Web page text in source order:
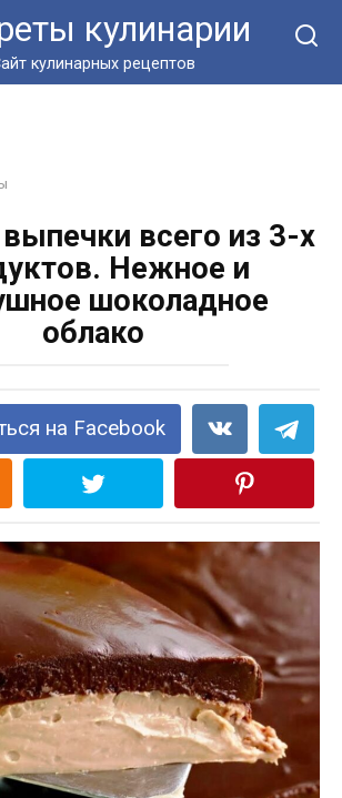
кулинарии
кулинарных рецептов
всего из 3-х
Нежное и
шоколадное
облако
на Facebook